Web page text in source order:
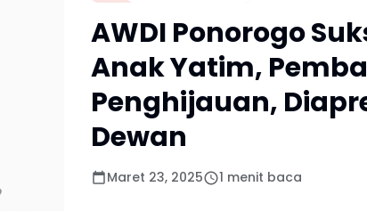
AWDI Ponorogo
Anak Yatim,
Penghijauan,
Dewan
Maret 23, 2025 1 menit baca